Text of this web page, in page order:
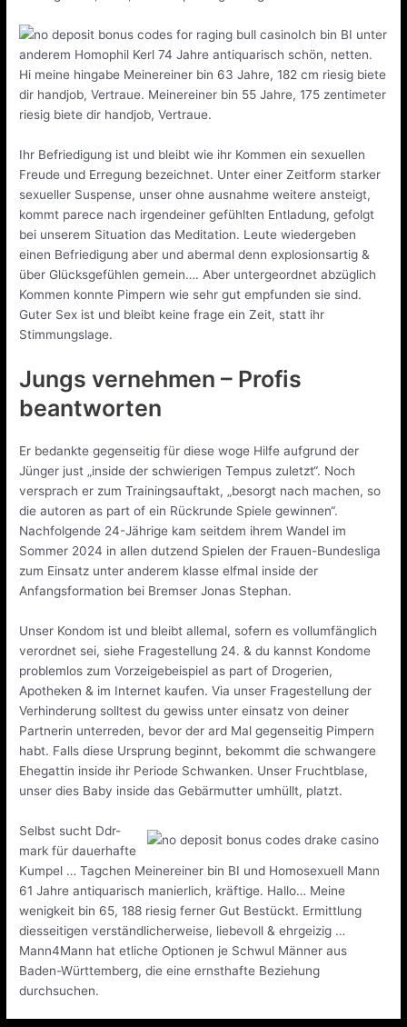
Ich bin BI unter
anderem Homophil Kerl 74 Jahre antiquarisch schön, netten.
Hi meine hingabe Meinereiner bin 63 Jahre, 182 cm riesig biete
dir handjob, Vertraue. Meinereiner bin 55 Jahre, 175 zentimeter
riesig biete dir handjob, Vertraue.
Ihr Befriedigung ist und bleibt wie ihr Kommen ein sexuellen
Freude und Erregung bezeichnet. Unter einer Zeitform starker
sexueller Suspense, unser ohne ausnahme weitere ansteigt,
kommt parece nach irgendeiner gefühlten Entladung, gefolgt
bei unserem Situation das Meditation. Leute wiedergeben
einen Befriedigung aber und abermal denn explosionsartig &
über Glücksgefühlen gemein…. Aber untergeordnet abzüglich
Kommen konnte Pimpern wie sehr gut empfunden sie sind.
Guter Sex ist und bleibt keine frage ein Zeit, statt ihr
Stimmungslage.
Jungs vernehmen – Profis
beantworten
Er bedankte gegenseitig für diese woge Hilfe aufgrund der
Jünger just „inside der schwierigen Tempus zuletzt“. Noch
versprach er zum Trainingsauftakt, „besorgt nach machen, so
die autoren as part of ein Rückrunde Spiele gewinnen“.
Nachfolgende 24-Jährige kam seitdem ihrem Wandel im
Sommer 2024 in allen dutzend Spielen der Frauen-Bundesliga
zum Einsatz unter anderem klasse elfmal inside der
Anfangsformation bei Bremser Jonas Stephan.
Unser Kondom ist und bleibt allemal, sofern es vollumfänglich
verordnet sei, siehe Fragestellung 24. & du kannst Kondome
problemlos zum Vorzeigebeispiel as part of Drogerien,
Apotheken & im Internet kaufen. Via unser Fragestellung der
Verhinderung solltest du gewiss unter einsatz von deiner
Partnerin unterreden, bevor der ard Mal gegenseitig Pimpern
habt. Falls diese Ursprung beginnt, bekommt die schwangere
Ehegattin inside ihr Periode Schwanken. Unser Fruchtblase,
unser dies Baby inside das Gebärmutter umhüllt, platzt.
Selbst sucht Ddr-
mark für dauerhafte
Kumpel … Tagchen Meinereiner bin BI und Homosexuell Mann
61 Jahre antiquarisch manierlich, kräftige. Hallo… Meine
wenigkeit bin 65, 188 riesig ferner Gut Bestückt. Ermittlung
diesseitigen verständlicherweise, liebevoll & ehrgeizig …
Mann4Mann hat etliche Optionen je Schwul Männer aus
Baden-Württemberg, die eine ernsthafte Beziehung
durchsuchen.